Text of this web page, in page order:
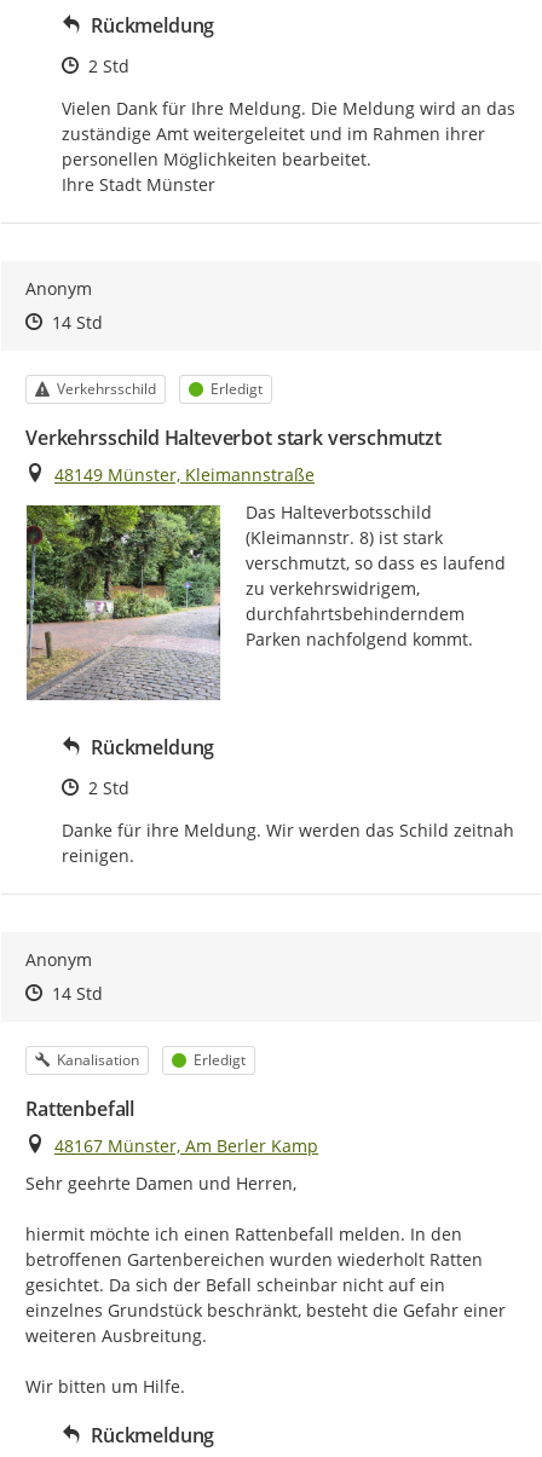
Rückmeldung
Zeitpunkt des Erstellens
2 Std
Vielen Dank für Ihre Meldung. Die Meldung wird an das
zuständige Amt weitergeleitet und im Rahmen ihrer
personellen Möglichkeiten bearbeitet.
Ihre Stadt Münster
Anonym
Zeitpunkt des Erstellens
Zeitpunkt des Erstellens
14 StdZur Äußerung
Kategorie
Verkehrsschild Status
Erledigt
Verkehrsschild Halteverbot stark verschmutzt
Ort
48149 Münster, Kleimannstraße
Das Halteverbotsschild
(Kleimannstr. 8) ist stark
verschmutzt, so dass es laufend
zu verkehrswidrigem,
durchfahrtsbehinderndem
Parken nachfolgend kommt.
Rückmeldung
Zeitpunkt des Erstellens
2 Std
Danke für ihre Meldung. Wir werden das Schild zeitnah
reinigen.
Anonym
Zeitpunkt des Erstellens
Zeitpunkt des Erstellens
14 StdZur Äußerung
Kategorie
Kanalisation Status
Erledigt
Rattenbefall
Ort
48167 Münster, Am Berler Kamp
Sehr geehrte Damen und Herren,
hiermit möchte ich einen Rattenbefall melden. In den
betroffenen Gartenbereichen wurden wiederholt Ratten
gesichtet. Da sich der Befall scheinbar nicht auf ein
einzelnes Grundstück beschränkt, besteht die Gefahr einer
weiteren Ausbreitung.
Wir bitten um Hilfe.
Rückmeldung